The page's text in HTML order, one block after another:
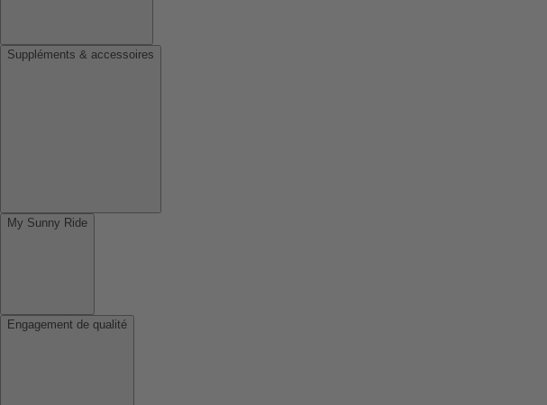
Suppléments & accessoires
My Sunny Ride
Engagement de qualité